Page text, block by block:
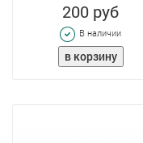
200 руб
В наличии